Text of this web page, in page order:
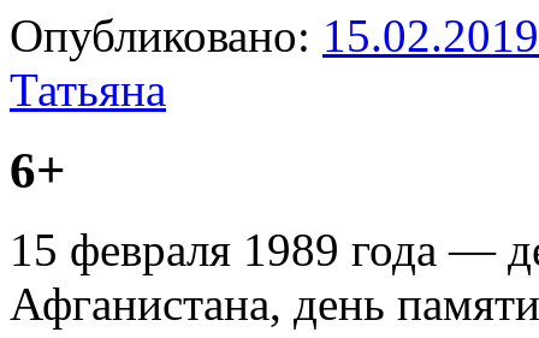
Опубликовано: 15.02.2019
Татьяна
6+
15 февраля 1989 года —
Афганистана, день